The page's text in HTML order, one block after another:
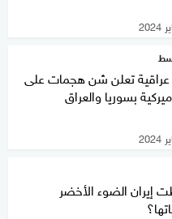
تعلن شن هجمات على
بسوريا والعراق
إيران الضوء الأخضر